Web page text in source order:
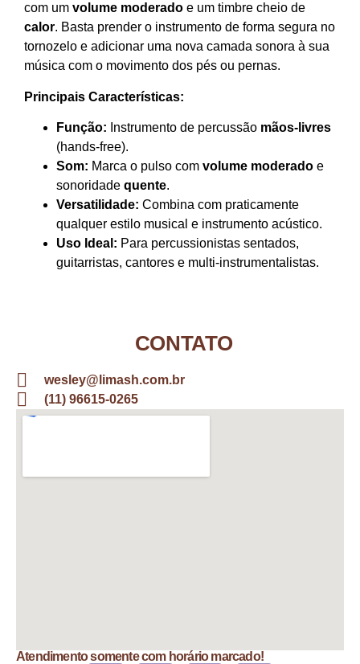
com um volume moderado e um timbre cheio de
calor. Basta prender o instrumento de forma segura no
tornozelo e adicionar uma nova camada sonora à sua
música com o movimento dos pés ou pernas.
Principais Características:
Função: Instrumento de percussão mãos-livres
(hands-free).
Som: Marca o pulso com volume moderado e
sonoridade quente.
Versatilidade: Combina com praticamente
qualquer estilo musical e instrumento acústico.
Uso Ideal: Para percussionistas sentados,
guitarristas, cantores e multi-instrumentalistas.
CONTATO
wesley@limash.com.br
(11) 96615-0265
Atendimento somente com horário marcado!